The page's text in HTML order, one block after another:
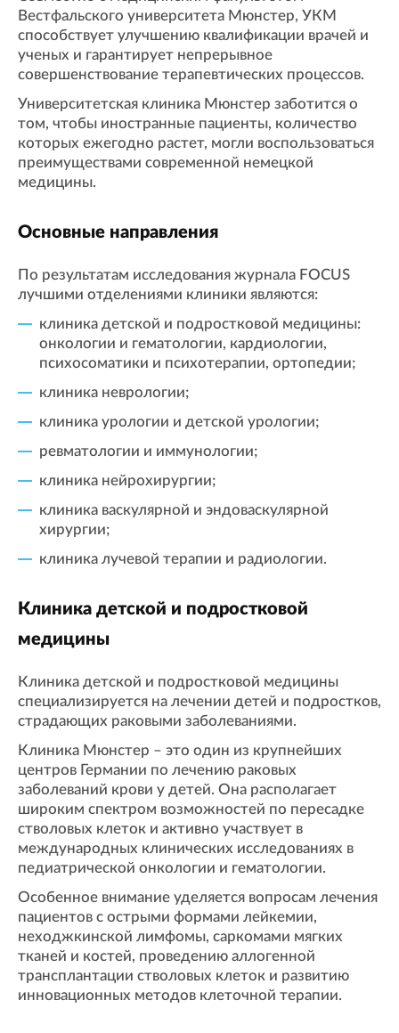
Вестфальского университета Мюнстер, УКМ
способствует улучшению квалификации врачей и
ученых и гарантирует непрерывное
совершенствование терапевтических процессов.
Университетская клиника Мюнстер заботится о
том, чтобы иностранные пациенты, количество
которых ежегодно растет, могли воспользоваться
преимуществами современной немецкой
медицины.
Основные направления
По результатам исследования журнала FOCUS
лучшими отделениями клиники являются:
клиника детской и подростковой медицины:
онкологии и гематологии, кардиологии,
психосоматики и психотерапии, ортопедии;
клиника неврологии;
клиника урологии и детской урологии;
ревматологии и иммунологии;
клиника нейрохирургии;
клиника васкулярной и эндоваскулярной
хирургии;
клиника лучевой терапии и радиологии.
Клиника детской и подростковой
медицины
Клиника детской и подростковой медицины
специализируется на лечении детей и подростков,
страдающих раковыми заболеваниями.
Клиника Мюнстер – это один из крупнейших
центров Германии по лечению раковых
заболеваний крови у детей. Она располагает
широким спектром возможностей по пересадке
стволовых клеток и активно участвует в
международных клинических исследованиях в
педиатрической онкологии и гематологии.
Особенное внимание уделяется вопросам лечения
пациентов с острыми формами лейкемии,
неходжкинской лимфомы, саркомами мягких
тканей и костей, проведению аллогенной
трансплантации стволовых клеток и развитию
инновационных методов клеточной терапии.